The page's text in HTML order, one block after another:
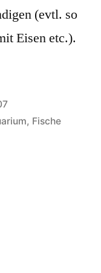
(evtl. so
Eisen etc.).
, Fische